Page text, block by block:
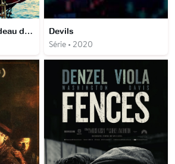
Seuls en mer : le radeau de la discorde Devils
Série • 2020